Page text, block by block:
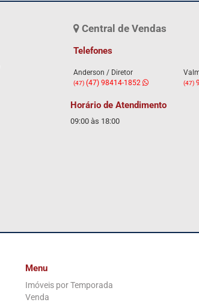
Central de Vendas
Telefones
Anderson / Diretor
(47) (47) 98414-1852 (47)
Horário de Atendimento
09:00 às 18:00
Menu
Imóveis por Temporada
Venda